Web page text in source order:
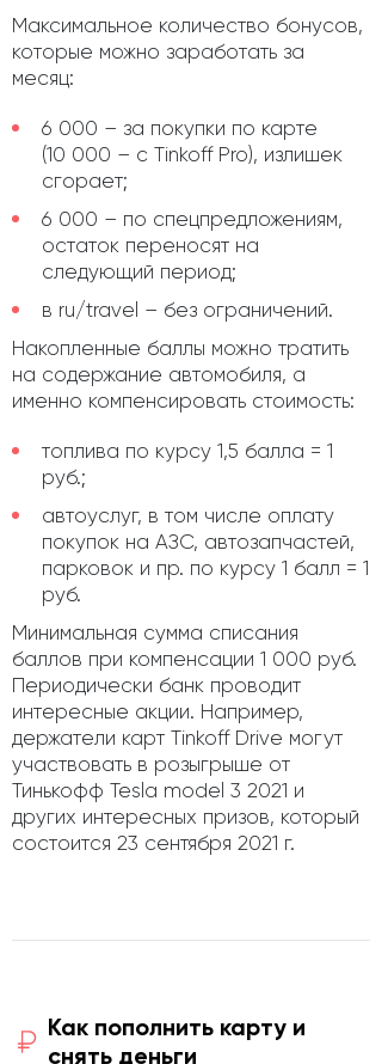
Максимальное количество бонусов,
которые можно заработать за
месяц:
6 000 – за покупки по карте
(10 000 – с Tinkoff Pro), излишек
сгорает;
6 000 – по спецпредложениям,
остаток переносят на
следующий период;
в ru/travel – без ограничений.
Накопленные баллы можно тратить
на содержание автомобиля, а
именно компенсировать стоимость:
топлива по курсу 1,5 балла = 1
руб.;
автоуслуг, в том числе оплату
покупок на АЗС, автозапчастей,
парковок и пр. по курсу 1 балл = 1
руб.
Минимальная сумма списания
баллов при компенсации 1 000 руб.
Периодически банк проводит
интересные акции. Например,
держатели карт Tinkoff Drive могут
участвовать в розыгрыше от
Тинькофф Tesla model 3 2021 и
других интересных призов, который
состоится 23 сентября 2021 г.
Как пополнить карту и
снять деньги